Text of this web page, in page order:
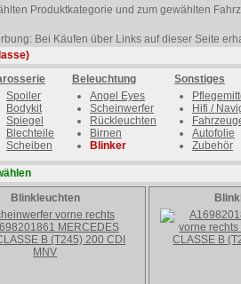
Produktkategorie und zum gewählten
Bei Käufen über Links auf dieser Seite
Spoiler
Bodykit
Spiegel
Blechteile
Scheiben
Beleuchtung
Angel Eyes
Scheinwerfer
Rückleuchten
Birnen
Blinker
Sonstiges
Hifi /
Autofolie
Zubehör
Blinkleuchten